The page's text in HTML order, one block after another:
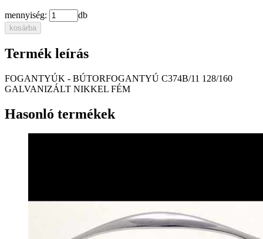
mennyiség: db
kosárba
Termék leírás
FOGANTYÚK - BÚTORFOGANTYÚ C374B/11 128/160
GALVANIZÁLT NIKKEL FÉM
Hasonló termékek